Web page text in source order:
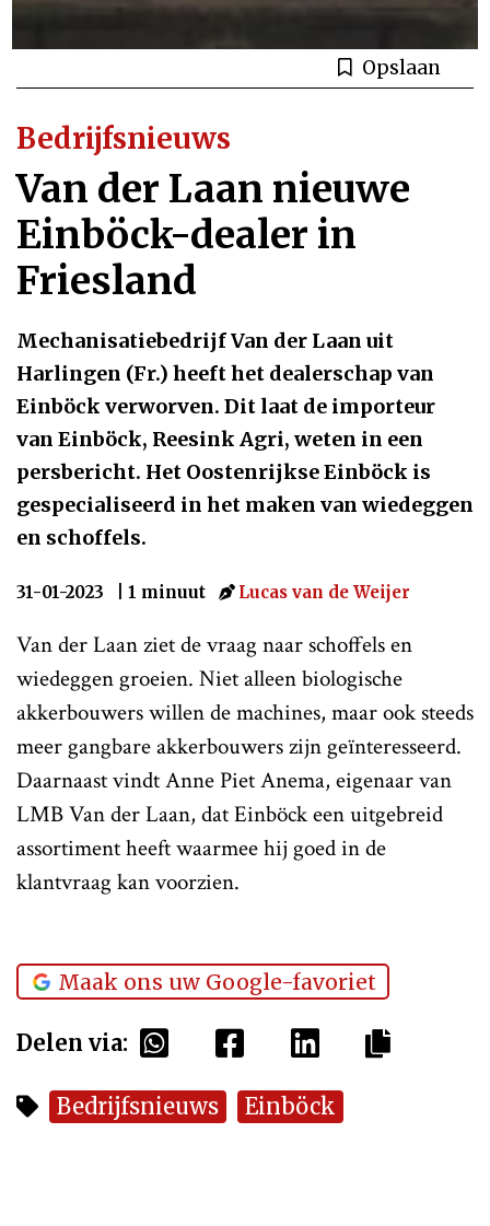
Opslaan
Bedrijfsnieuws
Van der Laan nieuwe
Einböck-dealer in
Friesland
Mechanisatiebedrijf Van der Laan uit
Harlingen (Fr.) heeft het dealerschap van
Einböck verworven. Dit laat de importeur
van Einböck, Reesink Agri, weten in een
persbericht. Het Oostenrijkse Einböck is
gespecialiseerd in het maken van wiedeggen
en schoffels.
31-01-2023 | 1 minuut Lucas van de Weijer
Van der Laan ziet de vraag naar schoffels en
wiedeggen groeien. Niet alleen biologische
akkerbouwers willen de machines, maar ook steeds
meer gangbare akkerbouwers zijn geïnteresseerd.
Daarnaast vindt Anne Piet Anema, eigenaar van
LMB Van der Laan, dat Einböck een uitgebreid
assortiment heeft waarmee hij goed in de
klantvraag kan voorzien.
Maak ons uw Google-favoriet
Delen via:
Bedrijfsnieuws Einböck